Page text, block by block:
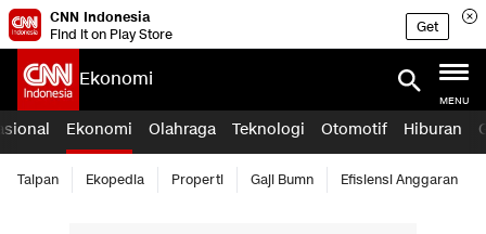
CNN Indonesia
Find it on Play Store
Get
Ekonomi
MENU
Ekonomi Olahraga Teknologi Otomotif Hiburan
Taipan Ekopedia Properti Gaji Bumn Efisiensi Anggaran